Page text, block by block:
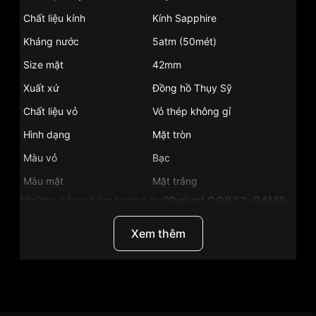
Chất liệu kính
Kính Sapphire
Kháng nước
5atm (50mét)
Size mặt
42mm
Xuất xứ
Đồng hồ Thụy Sỹ
Chất liệu vỏ
Vỏ thép không gỉ
Hình dạng
Mặt tròn
Màu vỏ
Bạc
Màu mặt
Mặt trắng
Những sản phẩm tương tự
"Ogival OG832-04MS-
Xem thêm